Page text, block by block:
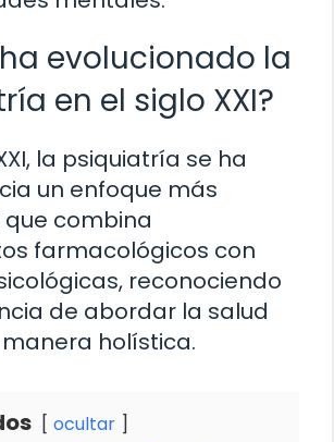
evolucionado la
en el siglo XXI?
la psiquiatría se ha
un enfoque más
combina
farmacológicos con
reconociendo
de abordar la salud
holística.
ocultar